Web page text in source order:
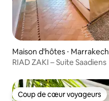
Maison d'hôtes ⋅ Marrakech
RIAD ZAKI – Suite Saadiens
Coup de cœur voyageurs
Coup de cœur voyageurs